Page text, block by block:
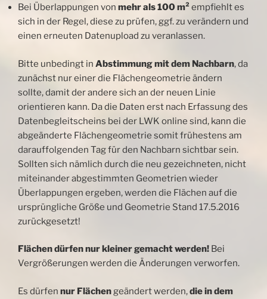
Bei Überlappungen von mehr als 100 m² empfiehlt es
sich in der Regel, diese zu prüfen, ggf. zu verändern und
einen erneuten Datenupload zu veranlassen.
Bitte unbedingt in Abstimmung mit dem Nachbarn, da
zunächst nur einer die Flächengeometrie ändern
sollte, damit der andere sich an der neuen Linie
orientieren kann. Da die Daten erst nach Erfassung des
Datenbegleitscheins bei der LWK online sind, kann die
abgeänderte Flächengeometrie somit frühestens am
darauffolgenden Tag für den Nachbarn sichtbar sein.
Sollten sich nämlich durch die neu gezeichneten, nicht
miteinander abgestimmten Geometrien wieder
Überlappungen ergeben, werden die Flächen auf die
ursprüngliche Größe und Geometrie Stand 17.5.2016
zurückgesetzt!
Flächen dürfen nur kleiner gemacht werden! Bei
Vergrößerungen werden die Änderungen verworfen.
Es dürfen nur Flächengeändert werden,die in dem